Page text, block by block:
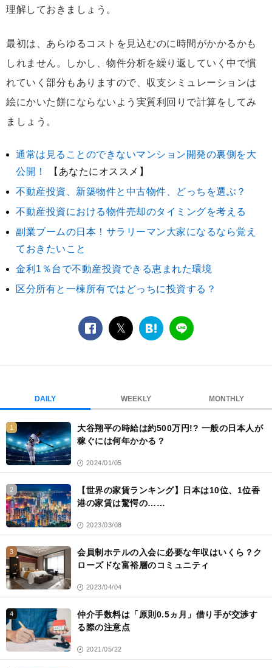
理解しておきましょう。
最初は、あらゆるコストを見込むのに時間がかかるかも
しれません。しかし、物件分析を繰り返していく中で慣
れていく部分もありますので、収支シミュレーションは
絵にかいた餅にならないよう実質利回りで計算をしてみ
ましょう。
通常は見ることのできないマンション開発の裏側を大
公開！
【あなたにオススメ】
不動産投資、新築物件と中古物件、どっちを選ぶ？
不動産投資における物件売却のタイミングを考える
副業ブームの日本！サラリーマン大家になるなら覚え
ておきたいこと
金利1％台で不動産投資できる恵まれた環境
区分所有と一棟所有ではどっちに投資する？
facebook
twitterは
ブ
ク
マ
ク
LINE
DAILY WEEKLY MONTHLY
1
大谷翔平の時給は約500万円!? 一般の日本人が
稼ぐには何年かかる？
2024/01/05
2
【世界の家賃ランキング】日本は10位、1位香
港の家賃は驚愕の……
2023/03/08
3
会員制ホテルの入会に必要な年収はいくら？ク
ローズドな富裕層のコミュニティ
2023/04/04
4
仲介手数料は「原則0.5ヵ月」借り手が交渉す
る際の注意点
2021/05/22